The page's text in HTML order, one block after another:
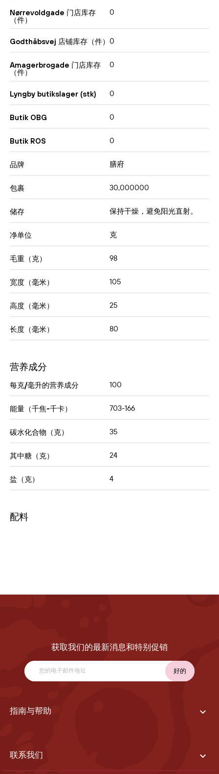
Nørrevoldgade 门店库存
（件）
0
Godthåbsvej 店铺库存（件） 0
Amagerbrogade 门店库存
（件）
0
Lyngby butikslager (stk) 0
Butik OBG 0
Butik ROS 0
品牌 膳府
包裹 30,000000
储存 保持干燥，避免阳光直射。
净单位 克
毛重（克） 98
宽度（毫米） 105
高度（毫米） 25
长度（毫米） 80
营养成分
每克/毫升的营养成分 100
能量（千焦-千卡） 703-166
碳水化合物（克） 35
其中糖（克） 24
盐（克） 4
配料
获取我们的最新消息和特别促销
指南与帮助 
联系我们 